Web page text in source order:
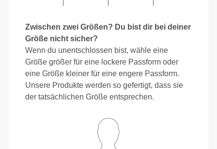
Zwischen zwei Größen? Du bist dir bei deiner
Größe nicht sicher?
Wenn du unentschlossen bist, wähle eine
Größe größer für eine lockere Passform oder
eine Größe kleiner für eine engere Passform.
Unsere Produkte werden so gefertigt, dass sie
der tatsächlichen Größe entsprechen.